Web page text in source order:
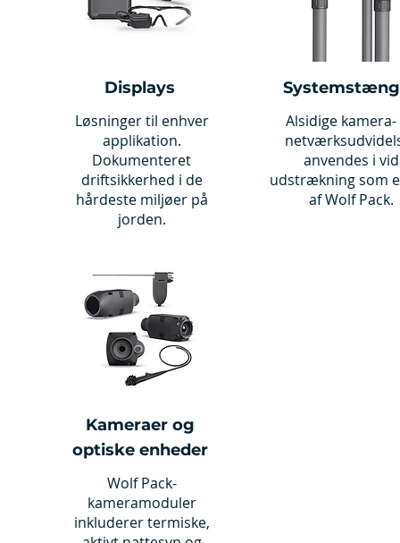
Displays
Løsninger til enhver
applikation.
Dokumenteret
driftsikkerhed i de
hårdeste miljøer på
jorden.
Kameraer og
optiske enheder
Wolf Pack-
kameramoduler
inkluderer termiske,
Alsidige kamera-
anvendes i vid
udstrækning som
af Wolf Pack.